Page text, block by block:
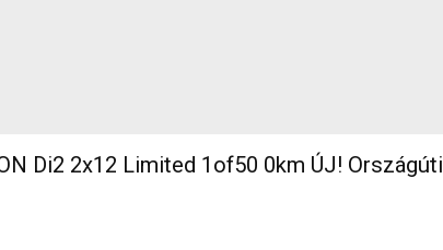
Di2 2x12 Limited 1of50 0km ÚJ! Országúti